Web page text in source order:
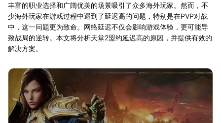
丰富的职业选择和广阔优美的场景吸引了众多海外玩家。然而，不
少海外玩家在游戏过程中遇到了延迟高的问题，特别是在PVP对战
中，这一问题更为致命。网络延迟不仅会影响游戏体验，更可能导
致战局的逆转。本文将分析天堂2盟约延迟高的原因，并提供有效的
解决方案。